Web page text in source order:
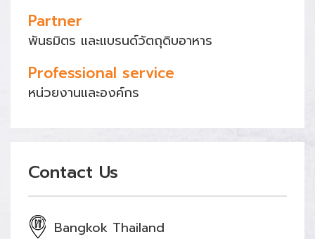
Partner
พันธมิตร และแบรนด์วัตถุดิบอาหาร
Professional service
หน่วยงานและองค์กร
Contact Us
Bangkok Thailand